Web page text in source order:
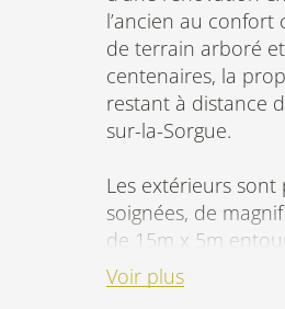
l’ancien au
de terrain arboré
centenaires, la
restant à distance
sur-la-Sorgue.
Les extérieurs
soignées, de
de 15m x 5m
couverte offre un
moments de
Voir plus